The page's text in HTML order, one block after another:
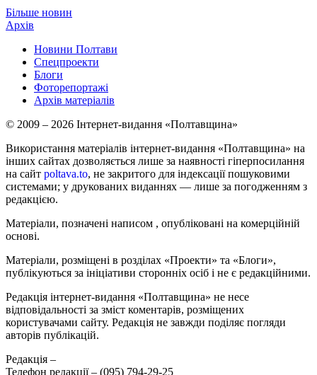
Більше новин
Архів
Новини Полтави
Спецпроекти
Блоги
Фоторепортажі
Архів матеріалів
© 2009 – 2026 Інтернет-видання «Полтавщина»
Використання матеріалів інтернет-видання «Полтавщина» на
інших сайтах дозволяється лише за наявності гіперпосилання
на сайт poltava.to, не закритого для індексації пошуковими
системами; у друкованих виданнях — лише за погодженням з
редакцією.
Матеріали, позначені написом , опубліковані на комерційній
основі.
Матеріали, розміщені в розділах «Проекти» та «Блоги»,
публікуються за ініціативи сторонніх осіб і не є редакційними.
Редакція інтернет-видання «Полтавщина» не несе
відповідальності за зміст коментарів, розміщених
користувачами сайту. Редакція не завжди поділяє погляди
авторів публікацій.
Редакція –
Телефон редакції – (095) 794-29-25